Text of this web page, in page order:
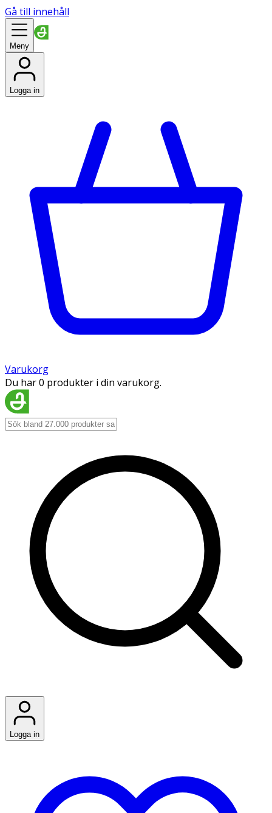
Gå till innehåll
Meny
Logga in
Varukorg
Du har 0 produkter i din varukorg.
Logga in